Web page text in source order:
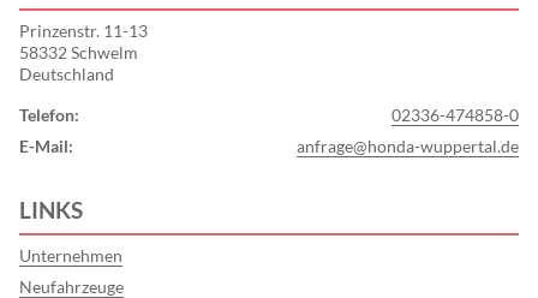
Prinzenstr. 11-13
58332 Schwelm
Deutschland
Telefon:
02336-474858-0
E-Mail:
anfrage@honda-wuppertal.de
LINKS
Unternehmen
Neufahrzeuge